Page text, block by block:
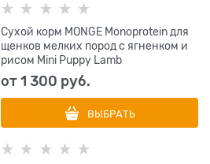
Сухой корм MONGE Monoprotein для
щенков мелких пород с ягненком и
рисом Mini Puppy Lamb
от1 300 руб.
ВЫБРАТЬ